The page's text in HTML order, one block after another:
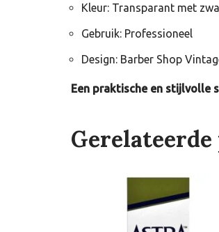
Kleur: Transparant met
Gebruik: Professioneel
Design: Barber Shop
Een praktische en stijlvolle